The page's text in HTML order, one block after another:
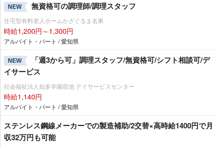
NEW 無資格可の調理師/調理スタッフ
住宅型有料老人ホームかざぐるま名東
時給1,200円～1,300円
アルバイト・パート / 愛知県
NEW
「週3から可」調理スタッフ/無資格可/シフト相談可/デ
イサービス
社会福祉法人知多学園葭池 デイサービスセンター
時給1,140円
アルバイト・パート / 愛知県
ステンレス鋼線メーカーでの製造補助/2交替×高時給1400円で月
収32万円も可能